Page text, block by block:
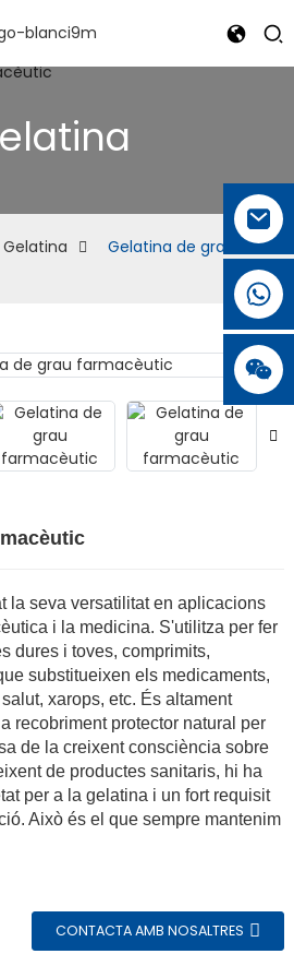
Gelatina
Gelatina de grau
la seva versatilitat en aplicacions
i la medicina. S'utilitza per fer
dures i toves, comprimits,
substitueixen els medicaments,
xarops, etc. És altament
recobriment protector natural per
de la creixent consciència sobre
de productes sanitaris, hi ha
per a la gelatina i un fort requisit
Això és el que sempre mantenim
CONTACTA AMB NOSALTRES